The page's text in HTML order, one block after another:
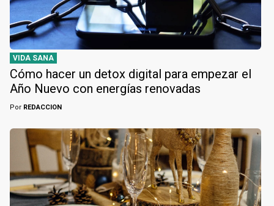
VIDA SANA
Cómo hacer un detox digital para empezar el
Año Nuevo con energías renovadas
Por REDACCION